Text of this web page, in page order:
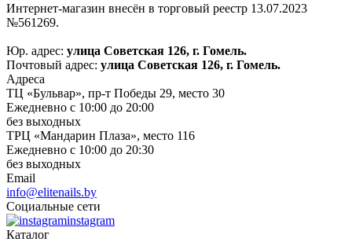
Интернет-магазин внесён в торговый реестр 13.07.2023
№561269.
Юр. адрес: улица Советская 126, г. Гомель.
Почтовый адрес: улица Советская 126, г. Гомель.
Адреса
ТЦ «Бульвар», пр-т Победы 29, место 30
Ежедневно с 10:00 до 20:00
без выходных
ТРЦ «Мандарин Плаза», место 116
Ежедневно с 10:00 до 20:30
без выходных
Email
info@elitenails.by
Социальные сети
instagram
Каталог